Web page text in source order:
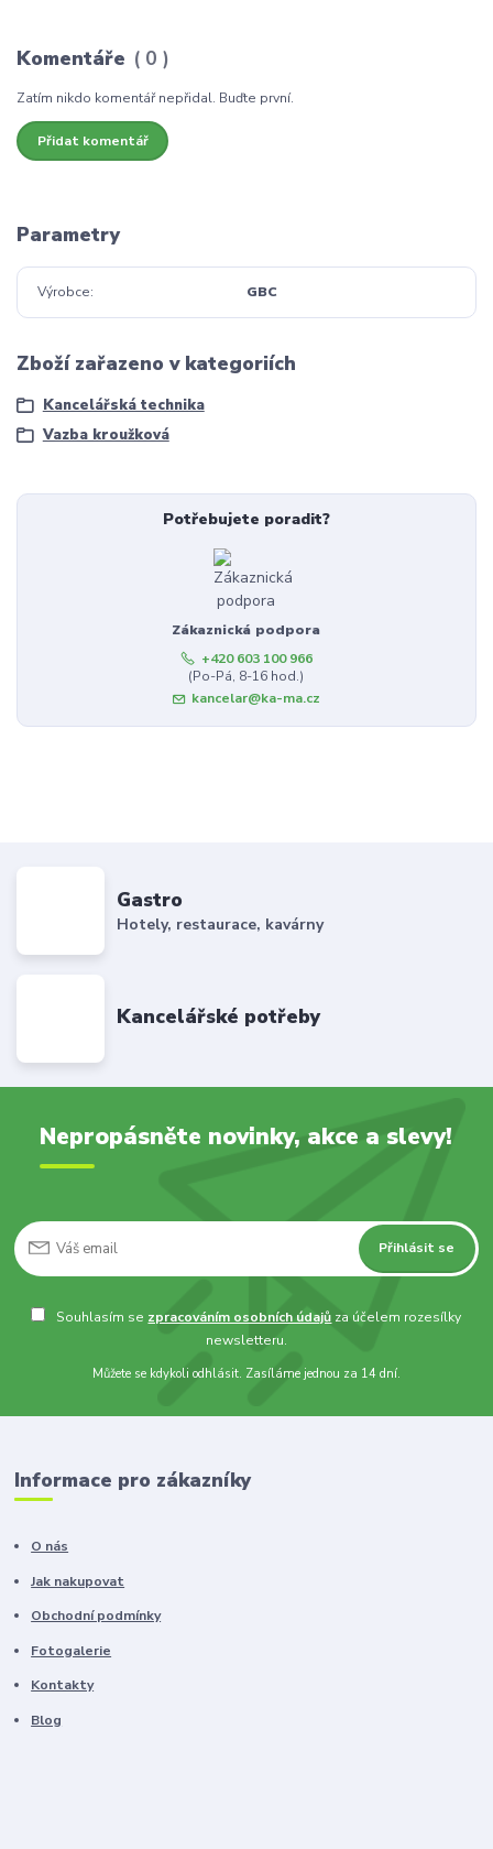
Komentáře 0
Zatím nikdo komentář nepřidal. Buďte první.
Přidat komentář
Parametry
Výrobce GBC
Zboží zařazeno v kategoriích
Kancelářská technika
Vazba kroužková
Potřebujete poradit?
Zákaznická podpora
+420 603 100 966
(Po-Pá, 8-16 hod.)
kancelar@ka-ma.cz
Gastro
Hotely, restaurace, kavárny
Kancelářské potřeby
Nepropásněte novinky, akce a slevy!
Přihlásit se
Souhlasím se zpracováním osobních údajů za účelem rozesílky
newsletteru.
Můžete se kdykoli odhlásit. Zasíláme jednou za 14 dní.
Informace pro zákazníky
O nás
Jak nakupovat
Obchodní podmínky
Fotogalerie
Kontakty
Blog